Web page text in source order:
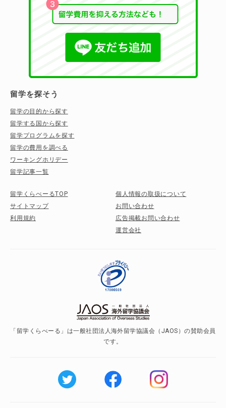
留学を探そう
留学の目的から探す
留学する国から探す
留学プログラムを探す
留学の費用を調べる
ワーキングホリデー
留学記事一覧
留学くらべーるTOP
サイトマップ
利用規約
個人情報の取扱について
お問い合わせ
広告掲載お問い合わせ
運営会社
「留学くらべーる」は一般社団法人海外留学協議会（JAOS）の賛助会員
です。